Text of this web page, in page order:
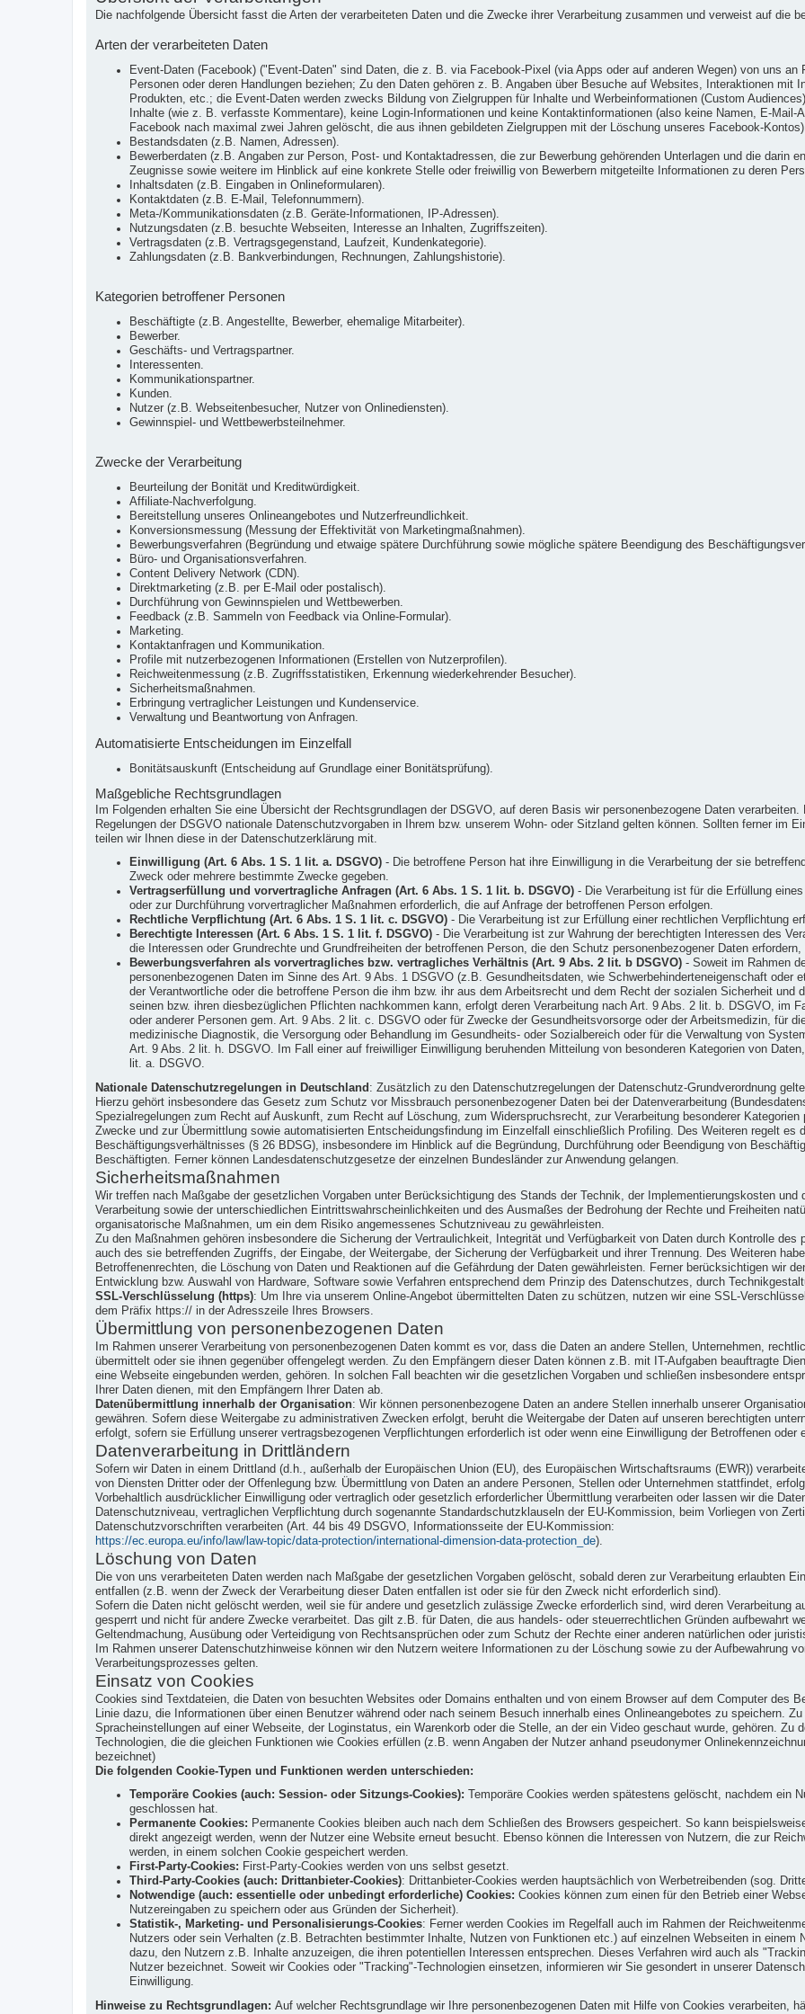
Die nachfolgende Übersicht fasst die Arten der verarbeiteten Daten und die Zwecke ihrer Verarbeitung zusammen und verweist auf die
Arten der verarbeiteten Daten
Event-Daten (Facebook) ("Event-Daten" sind Daten, die z. B. via Facebook-Pixel (via Apps oder auf anderen Wegen) von uns
Personen oder deren Handlungen beziehen; Zu den Daten gehören z. B. Angaben über Besuche auf Websites, Interaktionen
Produkten, etc.; die Event-Daten werden zwecks Bildung von Zielgruppen für Inhalte und Werbeinformationen (Custom
Inhalte (wie z. B. verfasste Kommentare), keine Login-Informationen und keine Kontaktinformationen (also keine Namen, E-Mail-
Facebook nach maximal zwei Jahren gelöscht, die aus ihnen gebildeten Zielgruppen mit der Löschung unseres Facebook-Kontos).
Bestandsdaten (z.B. Namen, Adressen).
Bewerberdaten (z.B. Angaben zur Person, Post- und Kontaktadressen, die zur Bewerbung gehörenden Unterlagen und die darin
Zeugnisse sowie weitere im Hinblick auf eine konkrete Stelle oder freiwillig von Bewerbern mitgeteilte Informationen zu deren
Inhaltsdaten (z.B. Eingaben in Onlineformularen).
Kontaktdaten (z.B. E-Mail, Telefonnummern).
Meta-/Kommunikationsdaten (z.B. Geräte-Informationen, IP-Adressen).
Nutzungsdaten (z.B. besuchte Webseiten, Interesse an Inhalten, Zugriffszeiten).
Vertragsdaten (z.B. Vertragsgegenstand, Laufzeit, Kundenkategorie).
Zahlungsdaten (z.B. Bankverbindungen, Rechnungen, Zahlungshistorie).
Kategorien betroffener Personen
Beschäftigte (z.B. Angestellte, Bewerber, ehemalige Mitarbeiter).
Bewerber.
Geschäfts- und Vertragspartner.
Interessenten.
Kommunikationspartner.
Kunden.
Nutzer (z.B. Webseitenbesucher, Nutzer von Onlinediensten).
Gewinnspiel- und Wettbewerbsteilnehmer.
Zwecke der Verarbeitung
Beurteilung der Bonität und Kreditwürdigkeit.
Affiliate-Nachverfolgung.
Bereitstellung unseres Onlineangebotes und Nutzerfreundlichkeit.
Konversionsmessung (Messung der Effektivität von Marketingmaßnahmen).
Bewerbungsverfahren (Begründung und etwaige spätere Durchführung sowie mögliche spätere Beendigung des
Büro- und Organisationsverfahren.
Content Delivery Network (CDN).
Direktmarketing (z.B. per E-Mail oder postalisch).
Durchführung von Gewinnspielen und Wettbewerben.
Feedback (z.B. Sammeln von Feedback via Online-Formular).
Marketing.
Kontaktanfragen und Kommunikation.
Profile mit nutzerbezogenen Informationen (Erstellen von Nutzerprofilen).
Reichweitenmessung (z.B. Zugriffsstatistiken, Erkennung wiederkehrender Besucher).
Sicherheitsmaßnahmen.
Erbringung vertraglicher Leistungen und Kundenservice.
Verwaltung und Beantwortung von Anfragen.
Automatisierte Entscheidungen im Einzelfall
Bonitätsauskunft (Entscheidung auf Grundlage einer Bonitätsprüfung).
Maßgebliche Rechtsgrundlagen
Im Folgenden erhalten Sie eine Übersicht der Rechtsgrundlagen der DSGVO, auf deren Basis wir personenbezogene Daten
Regelungen der DSGVO nationale Datenschutzvorgaben in Ihrem bzw. unserem Wohn- oder Sitzland gelten können. Sollten ferner im
teilen wir Ihnen diese in der Datenschutzerklärung mit.
Einwilligung (Art. 6 Abs. 1 S. 1 lit. a. DSGVO)- Die betroffene Person hat ihre Einwilligung in die Verarbeitung der sie
Zweck oder mehrere bestimmte Zwecke gegeben.
Vertragserfüllung und vorvertragliche Anfragen (Art. 6 Abs. 1 S. 1 lit. b. DSGVO)- Die Verarbeitung ist für die Erfüllung
oder zur Durchführung vorvertraglicher Maßnahmen erforderlich, die auf Anfrage der betroffenen Person erfolgen.
Rechtliche Verpflichtung (Art. 6 Abs. 1 S. 1 lit. c. DSGVO)- Die Verarbeitung ist zur Erfüllung einer rechtlichen Verpflichtung
Berechtigte Interessen (Art. 6 Abs. 1 S. 1 lit. f. DSGVO)- Die Verarbeitung ist zur Wahrung der berechtigten Interessen des
die Interessen oder Grundrechte und Grundfreiheiten der betroffenen Person, die den Schutz personenbezogener Daten erfordern,
Bewerbungsverfahren als vorvertragliches bzw. vertragliches Verhältnis (Art. 9 Abs. 2 lit. b DSGVO)- Soweit im Rahmen
personenbezogenen Daten im Sinne des Art. 9 Abs. 1 DSGVO (z.B. Gesundheitsdaten, wie Schwerbehinderteneigenschaft oder
der Verantwortliche oder die betroffene Person die ihm bzw. ihr aus dem Arbeitsrecht und dem Recht der sozialen Sicherheit und
seinen bzw. ihren diesbezüglichen Pflichten nachkommen kann, erfolgt deren Verarbeitung nach Art. 9 Abs. 2 lit. b. DSGVO, im
oder anderer Personen gem. Art. 9 Abs. 2 lit. c. DSGVO oder für Zwecke der Gesundheitsvorsorge oder der Arbeitsmedizin, für
medizinische Diagnostik, die Versorgung oder Behandlung im Gesundheits- oder Sozialbereich oder für die Verwaltung von
Art. 9 Abs. 2 lit. h. DSGVO. Im Fall einer auf freiwilliger Einwilligung beruhenden Mitteilung von besonderen Kategorien von
lit. a. DSGVO.
Nationale Datenschutzregelungen in Deutschland : Zusätzlich zu den Datenschutzregelungen der Datenschutz-Grundverordnung
Hierzu gehört insbesondere das Gesetz zum Schutz vor Missbrauch personenbezogener Daten bei der Datenverarbeitung
Spezialregelungen zum Recht auf Auskunft, zum Recht auf Löschung, zum Widerspruchsrecht, zur Verarbeitung besonderer
Zwecke und zur Übermittlung sowie automatisierten Entscheidungsfindung im Einzelfall einschließlich Profiling. Des Weiteren regelt es
Beschäftigungsverhältnisses (§ 26 BDSG), insbesondere im Hinblick auf die Begründung, Durchführung oder Beendigung von
Beschäftigten. Ferner können Landesdatenschutzgesetze der einzelnen Bundesländer zur Anwendung gelangen.
Sicherheitsmaßnahmen
Wir treffen nach Maßgabe der gesetzlichen Vorgaben unter Berücksichtigung des Stands der Technik, der Implementierungskosten
Verarbeitung sowie der unterschiedlichen Eintrittswahrscheinlichkeiten und des Ausmaßes der Bedrohung der Rechte und Freiheiten
organisatorische Maßnahmen, um ein dem Risiko angemessenes Schutzniveau zu gewährleisten.
Zu den Maßnahmen gehören insbesondere die Sicherung der Vertraulichkeit, Integrität und Verfügbarkeit von Daten durch Kontrolle
auch des sie betreffenden Zugriffs, der Eingabe, der Weitergabe, der Sicherung der Verfügbarkeit und ihrer Trennung. Des Weiteren
Betroffenenrechten, die Löschung von Daten und Reaktionen auf die Gefährdung der Daten gewährleisten. Ferner berücksichtigen wir
Entwicklung bzw. Auswahl von Hardware, Software sowie Verfahren entsprechend dem Prinzip des Datenschutzes, durch
SSL-Verschlüsselung (https): Um Ihre via unserem Online-Angebot übermittelten Daten zu schützen, nutzen wir eine SSL-
dem Präfix https:// in der Adresszeile Ihres Browsers.
Übermittlung von personenbezogenen Daten
Im Rahmen unserer Verarbeitung von personenbezogenen Daten kommt es vor, dass die Daten an andere Stellen, Unternehmen,
übermittelt oder sie ihnen gegenüber offengelegt werden. Zu den Empfängern dieser Daten können z.B. mit IT-Aufgaben beauftragte
eine Webseite eingebunden werden, gehören. In solchen Fall beachten wir die gesetzlichen Vorgaben und schließen insbesondere
Ihrer Daten dienen, mit den Empfängern Ihrer Daten ab.
Datenübermittlung innerhalb der Organisation: Wir können personenbezogene Daten an andere Stellen innerhalb unserer
gewähren. Sofern diese Weitergabe zu administrativen Zwecken erfolgt, beruht die Weitergabe der Daten auf unseren berechtigten
erfolgt, sofern sie Erfüllung unserer vertragsbezogenen Verpflichtungen erforderlich ist oder wenn eine Einwilligung der Betroffenen oder
Datenverarbeitung in Drittländern
Sofern wir Daten in einem Drittland (d.h., außerhalb der Europäischen Union (EU), des Europäischen Wirtschaftsraums (EWR))
von Diensten Dritter oder der Offenlegung bzw. Übermittlung von Daten an andere Personen, Stellen oder Unternehmen stattfindet,
Vorbehaltlich ausdrücklicher Einwilligung oder vertraglich oder gesetzlich erforderlicher Übermittlung verarbeiten oder lassen wir die
Datenschutzniveau, vertraglichen Verpflichtung durch sogenannte Standardschutzklauseln der EU-Kommission, beim Vorliegen von
Datenschutzvorschriften verarbeiten (Art. 44 bis 49 DSGVO, Informationsseite der EU-Kommission:
https://ec.europa.eu/info/law/law-topic/data-protection/international-dimension-data-protection_de).
Löschung von Daten
Die von uns verarbeiteten Daten werden nach Maßgabe der gesetzlichen Vorgaben gelöscht, sobald deren zur Verarbeitung erlaubten
entfallen (z.B. wenn der Zweck der Verarbeitung dieser Daten entfallen ist oder sie für den Zweck nicht erforderlich sind).
Sofern die Daten nicht gelöscht werden, weil sie für andere und gesetzlich zulässige Zwecke erforderlich sind, wird deren Verarbeitung
gesperrt und nicht für andere Zwecke verarbeitet. Das gilt z.B. für Daten, die aus handels- oder steuerrechtlichen Gründen aufbewahrt
Geltendmachung, Ausübung oder Verteidigung von Rechtsansprüchen oder zum Schutz der Rechte einer anderen natürlichen oder
Im Rahmen unserer Datenschutzhinweise können wir den Nutzern weitere Informationen zu der Löschung sowie zu der Aufbewahrung
Verarbeitungsprozesses gelten.
Einsatz von Cookies
Cookies sind Textdateien, die Daten von besuchten Websites oder Domains enthalten und von einem Browser auf dem Computer des
Linie dazu, die Informationen über einen Benutzer während oder nach seinem Besuch innerhalb eines Onlineangebotes zu speichern.
Spracheinstellungen auf einer Webseite, der Loginstatus, ein Warenkorb oder die Stelle, an der ein Video geschaut wurde, gehören. Zu
Technologien, die die gleichen Funktionen wie Cookies erfüllen (z.B. wenn Angaben der Nutzer anhand pseudonymer
bezeichnet)
Die folgenden Cookie-Typen und Funktionen werden unterschieden:
Temporäre Cookies (auch: Session- oder Sitzungs-Cookies): Temporäre Cookies werden spätestens gelöscht, nachdem ein
geschlossen hat.
Permanente Cookies: Permanente Cookies bleiben auch nach dem Schließen des Browsers gespeichert. So kann
direkt angezeigt werden, wenn der Nutzer eine Website erneut besucht. Ebenso können die Interessen von Nutzern, die zur
werden, in einem solchen Cookie gespeichert werden.
First-Party-Cookies: First-Party-Cookies werden von uns selbst gesetzt.
Third-Party-Cookies (auch: Drittanbieter-Cookies): Drittanbieter-Cookies werden hauptsächlich von Werbetreibenden (sog.
Notwendige (auch: essentielle oder unbedingt erforderliche) Cookies: Cookies können zum einen für den Betrieb einer
Nutzereingaben zu speichern oder aus Gründen der Sicherheit).
Statistik-, Marketing- und Personalisierungs-Cookies: Ferner werden Cookies im Regelfall auch im Rahmen der
Nutzers oder sein Verhalten (z.B. Betrachten bestimmter Inhalte, Nutzen von Funktionen etc.) auf einzelnen Webseiten in einem
dazu, den Nutzern z.B. Inhalte anzuzeigen, die ihren potentiellen Interessen entsprechen. Dieses Verfahren wird auch als
Nutzer bezeichnet. Soweit wir Cookies oder "Tracking"-Technologien einsetzen, informieren wir Sie gesondert in unserer
Einwilligung.
Hinweise zu Rechtsgrundlagen: Auf welcher Rechtsgrundlage wir Ihre personenbezogenen Daten mit Hilfe von Cookies verarbeiten,